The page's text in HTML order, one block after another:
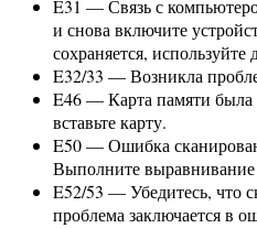
E31 — Связь с
и снова включите
сохраняется, используйте
E32/33 — Возникла
E46 — Карта памяти была
вставьте карту.
E50 — Ошибка
Выполните
E52/53 — Убедитесь, что
проблема заключается в